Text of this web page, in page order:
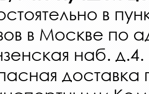
в
в Москве по
наб. д.4.